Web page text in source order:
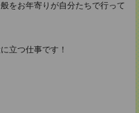
をお年寄りが自分たちで行って
立つ仕事です！